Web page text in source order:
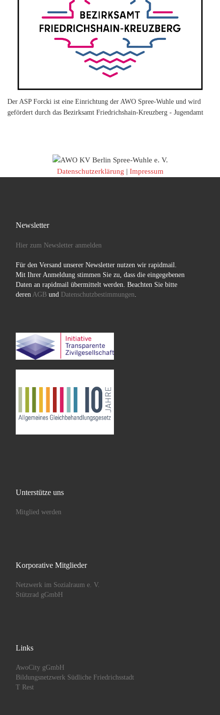
Der ASP Forcki ist eine Einrichtung der AWO Spree-Wuhle und wird
gefördert durch das Bezirksamt Friedrichshain-Kreuzberg - Jugendamt
Datenschutzerklärung | Impressum
Newsletter
Hier zum Newsletter anmelden
Für den Versand unserer Newsletter nutzen wir rapidmail.
Mit Ihrer Anmeldung stimmen Sie zu, dass die eingegebenen
Daten an rapidmail übermittelt werden. Beachten Sie bitte
deren AGBund Datenschutzbestimmungen
Unterstütze uns
Mitglied werden
Korporative Mitglieder
Netzwerk im Sozialraum e. V.
Stützrad gGmbH
Links
AwoCity gGmbH
Bildungsnetzwerk Südliche Friedrichsstadt
T Rest